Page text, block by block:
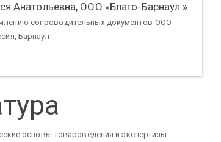
Анатольевна, ООО «Благо-Барнаул »
сопроводительных документов ООО
Барнаул
основы товароведения и экспертизы